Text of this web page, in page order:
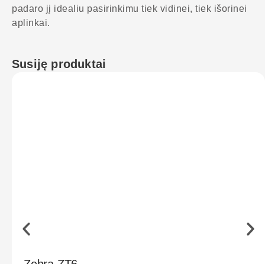
padaro jį idealiu pasirinkimu tiek vidinei, tiek išorinei
aplinkai.
Susiję produktai